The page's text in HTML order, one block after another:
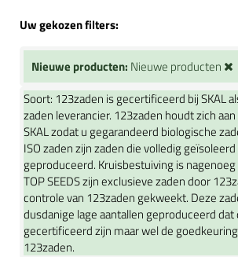
Uw gekozen filters:
Nieuwe producten: Nieuwe producten
Soort: 123zaden is gecertificeerd bij SKAL
zaden leverancier. 123zaden houdt zich
SKAL zodat u gegarandeerd biologische
ISO zaden zijn zaden die volledig
geproduceerd. Kruisbestuiving is
TOP SEEDS zijn exclusieve zaden door
controle van 123zaden gekweekt. Deze
dusdanige lage aantallen geproduceerd
gecertificeerd zijn maar wel de
123zaden.